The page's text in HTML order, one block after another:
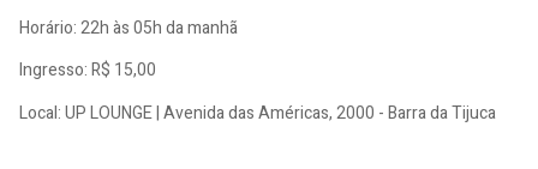
Horário: 22h às 05h da manhã
Ingresso: R$ 15,00
Local: UP LOUNGE | Avenida das Américas, 2000 - Barra da Tijuca